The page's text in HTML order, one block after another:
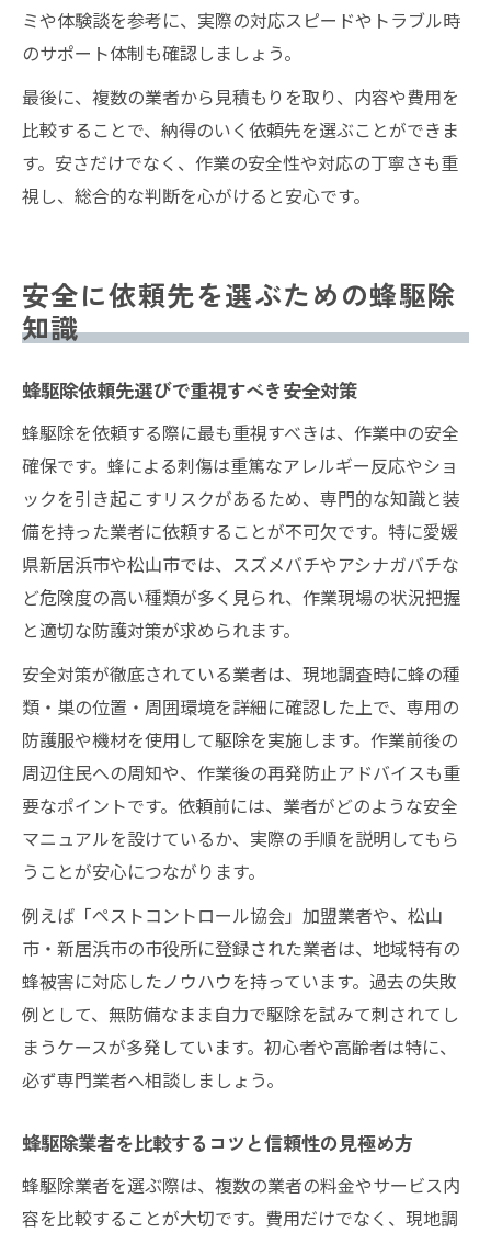
ミや体験談を参考に、実際の対応スピードやトラブル時
のサポート体制も確認しましょう。
最後に、複数の業者から見積もりを取り、内容や費用を
比較することで、納得のいく依頼先を選ぶことができま
す。安さだけでなく、作業の安全性や対応の丁寧さも重
視し、総合的な判断を心がけると安心です。
安全に依頼先を選ぶための蜂駆除
知識
蜂駆除依頼先選びで重視すべき安全対策
蜂駆除を依頼する際に最も重視すべきは、作業中の安全
確保です。蜂による刺傷は重篤なアレルギー反応やショ
ックを引き起こすリスクがあるため、専門的な知識と装
備を持った業者に依頼することが不可欠です。特に愛媛
県新居浜市や松山市では、スズメバチやアシナガバチな
ど危険度の高い種類が多く見られ、作業現場の状況把握
と適切な防護対策が求められます。
安全対策が徹底されている業者は、現地調査時に蜂の種
類・巣の位置・周囲環境を詳細に確認した上で、専用の
防護服や機材を使用して駆除を実施します。作業前後の
周辺住民への周知や、作業後の再発防止アドバイスも重
要なポイントです。依頼前には、業者がどのような安全
マニュアルを設けているか、実際の手順を説明してもら
うことが安心につながります。
例えば「ペストコントロール協会」加盟業者や、松山
市・新居浜市の市役所に登録された業者は、地域特有の
蜂被害に対応したノウハウを持っています。過去の失敗
例として、無防備なまま自力で駆除を試みて刺されてし
まうケースが多発しています。初心者や高齢者は特に、
必ず専門業者へ相談しましょう。
蜂駆除業者を比較するコツと信頼性の見極め方
蜂駆除業者を選ぶ際は、複数の業者の料金やサービス内
容を比較することが大切です。費用だけでなく、現地調